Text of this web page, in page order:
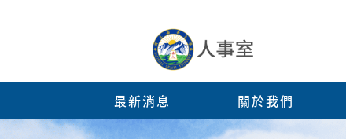
最新消息 關於我們